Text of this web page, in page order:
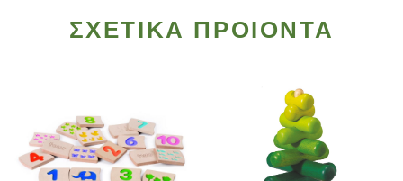
ΣΧΕΤΙΚΑ ΠΡΟΙΟΝΤΑ